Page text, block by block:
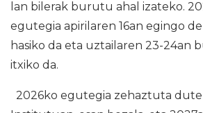
lan bilerak burutu ahal izateko.
egutegia apirilaren 16an egingo
hasiko da eta uztailaren 23-24an
itxiko da.
2026ko egutegia zehaztuta dute